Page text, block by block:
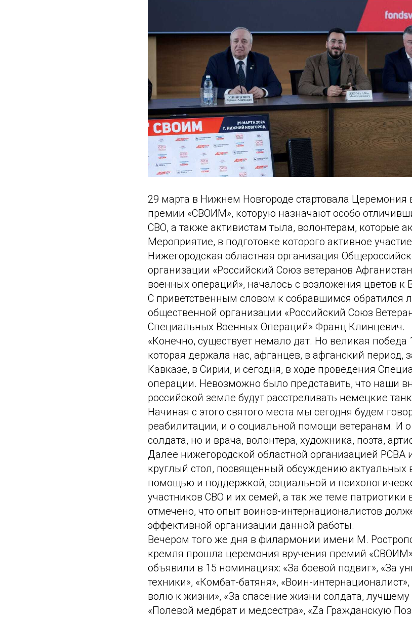
29 марта в Нижнем Новгороде стартовала Церемония
премии «СВОИМ», которую назначают особо
СВО, а также активистам тыла, волонтерам, которые
Мероприятие, в подготовке которого активное
Нижегородская областная организация
организации «Российский Союз ветеранов
военных операций», началось с возложения цветов
С приветственным словом к собравшимся обратился
общественной организации «Российский Союз
Специальных Военных Операций» Франц Клинцевич.
«Конечно, существует немало дат. Но великая победа
которая держала нас, афганцев, в афганский период,
Кавказе, в Сирии, и сегодня, в ходе проведения
операции. Невозможно было представить, что наши
российской земле будут расстреливать немецкие
Начиная с этого святого места мы сегодня будем
реабилитации, и о социальной помощи ветеранам. И о
солдата, но и врача, волонтера, художника, поэта,
Далее нижегородской областной организацией РСВА
круглый стол, посвященный обсуждению актуальных
помощью и поддержкой, социальной и
участников СВО и их семей, а так же теме патриотики
отмечено, что опыт воинов-интернационалистов
эффективной организации данной работы.
Вечером того же дня в филармонии имени М.
кремля прошла церемония вручения премий
объявили в 15 номинациях: «За боевой подвиг», «За
техники», «Комбат-батяня», «Воин-
волю к жизни», «За спасение жизни солдата, лучшему
«Полевой медбрат и медсестра», «Zа Гражданскую